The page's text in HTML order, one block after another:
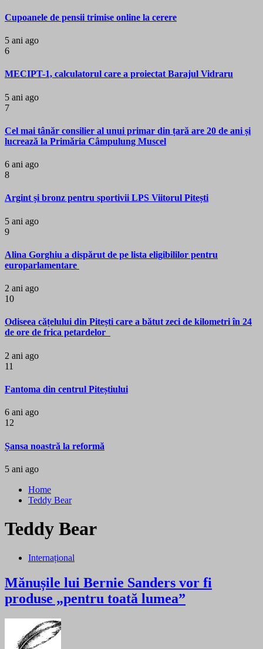
Cupoanele de pensii trimise online la cerere
5 ani ago
6
MECIPT-1, calculatorul care a proiectat Barajul Vidraru
5 ani ago
7
Cel mai tânăr consilier al unui primar din țară are 20 de ani și
lucrează la Primăria Câmpulung Muscel
6 ani ago
8
Argint și bronz pentru sportivii LPS Viitorul Pitești
5 ani ago
9
Alina Gorghiu a dispărut de pe lista eligibililor pentru
europarlamentare
2 ani ago
10
Odiseea cățelului din Pitești care a bătut zeci de kilometri în 24
de ore de frica petardelor
2 ani ago
11
Fantoma din centrul Piteștiului
6 ani ago
12
Șansa noastră la reformă
5 ani ago
Home
Teddy Bear
Teddy Bear
Internațional
Mănușile lui Bernie Sanders vor fi
produse „pentru toată lumea”